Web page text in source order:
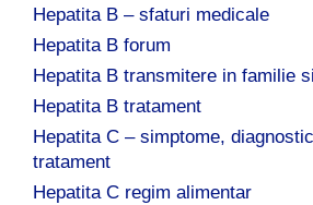
Hepatita B – sfaturi medicale
Hepatita B forum
Hepatita B transmitere in familie
Hepatita B tratament
Hepatita C – simptome,
tratament
Hepatita C regim alimentar